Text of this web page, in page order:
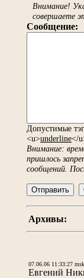
Внимание!
совершаете
Сообщение:
Допустимые
<u>underline</
Внимание:
пришлось
сообщений.
Архивы:
07.06.06 11:33:27 msk
Евгений